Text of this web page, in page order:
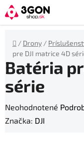
Prejsť
na
obsah
Domov
/ Drony /
pre DJI matrice 4D
Batéria
série
Priemerné
hodnotenie
Neohodnotené
Značka: DJI